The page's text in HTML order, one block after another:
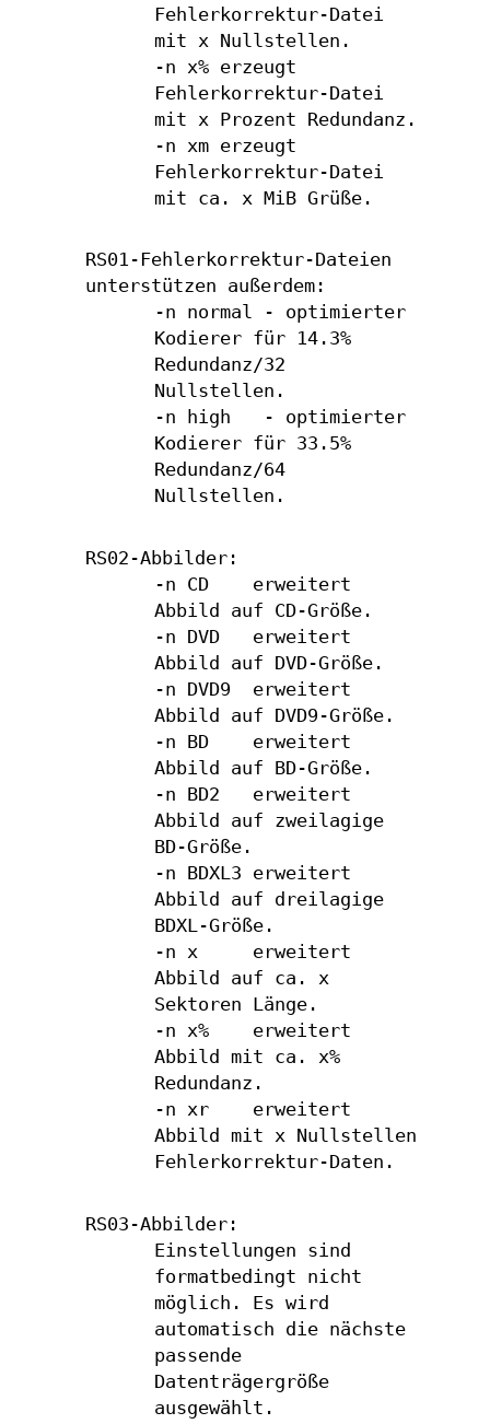
Fehlerkorrektur-Datei
mit x Nullstellen.
-n x% erzeugt
Fehlerkorrektur-Datei
mit x Prozent Redundanz.
-n xm erzeugt
Fehlerkorrektur-Datei
mit ca. x MiB Grüße.
RS01-Fehlerkorrektur-Dateien
unterstützen außerdem:
-n normal - optimierter
Kodierer für 14.3%
Redundanz/32
Nullstellen.
-n high - optimierter
Kodierer für 33.5%
Redundanz/64
Nullstellen.
RS02-Abbilder:
-n CD erweitert
Abbild auf CD-Größe.
-n DVD erweitert
Abbild auf DVD-Größe.
-n DVD9 erweitert
Abbild auf DVD9-Größe.
-n BD erweitert
Abbild auf BD-Größe.
-n BD2 erweitert
Abbild auf zweilagige
BD-Größe.
-n BDXL3 erweitert
Abbild auf dreilagige
BDXL-Größe.
-n x erweitert
Abbild auf ca. x
Sektoren Länge.
-n x% erweitert
Abbild mit ca. x%
Redundanz.
-n xr erweitert
Abbild mit x Nullstellen
Fehlerkorrektur-Daten.
RS03-Abbilder:
Einstellungen sind
formatbedingt nicht
möglich. Es wird
automatisch die nächste
passende
Datenträgergröße
ausgewählt.